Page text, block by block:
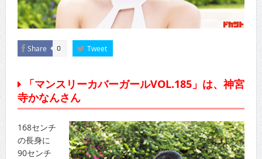
Share 0 Tweet
「マンスリーカバーガールVOL.185」は、神宮
寺かなんさん
168センチ
の長身に
90センチ